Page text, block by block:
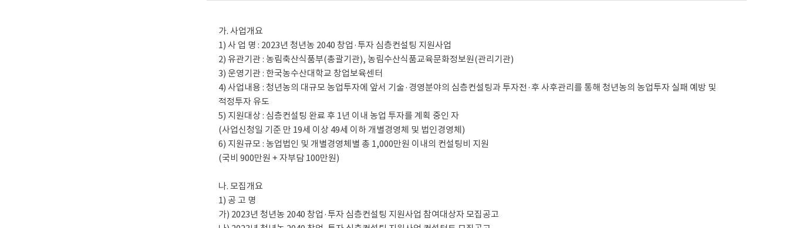
가. 사업개요
1) 사 업 명 : 2023년 청년농 2040 창업·투자 심층컨설팅 지원사업
2) 유관기관 : 농림축산식품부(총괄기관), 농림수산식품교육문화정보원(관리기관)
3) 운영기관 : 한국농수산대학교 창업보육센터
4) 사업내용 : 청년농의 대규모 농업투자에 앞서 기술·경영분야의 심층컨설팅과 투자전·후 사후관리를 통해 청년농의 농업투자 실패 예방 및
적정투자 유도
5) 지원대상 : 심층컨설팅 완료 후 1년 이내 농업 투자를 계획 중인 자
(사업신청일 기준 만 19세 이상 49세 이하 개별경영체 및 법인경영체)
6) 지원규모 : 농업법인 및 개별경영체별 총 1,000만원 이내의 컨설팅비 지원
(국비 900만원 + 자부담 100만원)
나. 모집개요
1) 공 고 명
가) 2023년 청년농 2040 창업·투자 심층컨설팅 지원사업 참여대상자 모집공고